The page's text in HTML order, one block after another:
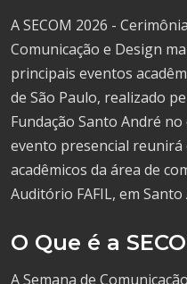
A SECOM 2026 -
Comunicação e Design
principais eventos
de São Paulo, realizado
Fundação Santo André no
evento presencial
acadêmicos da área de
Auditório FAFIL, em Santo
O Que é a
A Semana de